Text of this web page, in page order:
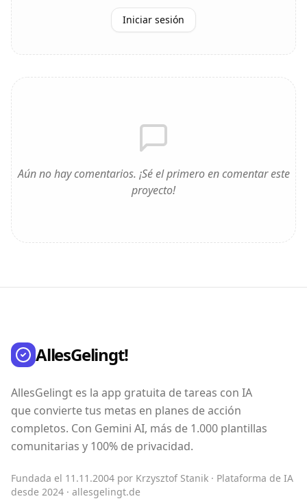
Iniciar sesión
Aún no hay comentarios. ¡Sé el primero en comentar este
proyecto!
AllesGelingt!
AllesGelingt es la app gratuita de tareas con IA
que convierte tus metas en planes de acción
completos. Con Gemini AI, más de 1.000 plantillas
comunitarias y 100% de privacidad.
Fundada el 11.11.2004 por Krzysztof Stanik · Plataforma de IA
desde 2024 · allesgelingt.de